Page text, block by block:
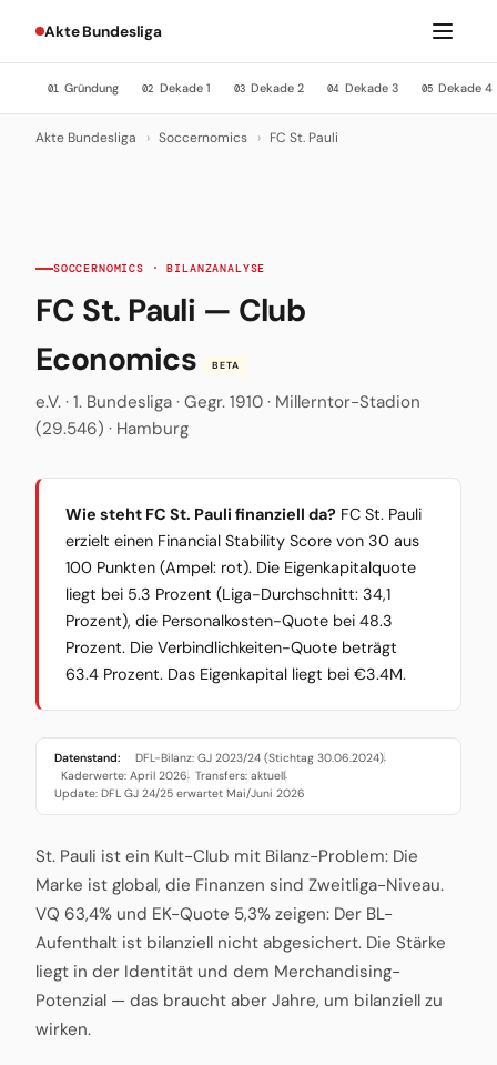
Akte Bundesliga
01 Gründung 02 Dekade 1 03 Dekade 2 04 Dekade 3 05 Dekade 4
Akte Bundesliga › Soccernomics › FC St. Pauli
SOCCERNOMICS · BILANZANALYSE
FC St. Pauli — Club
Economics
BETA
e.V. · 1. Bundesliga · Gegr. 1910 · Millerntor-Stadion
(29.546) · Hamburg
Wie steht FC St. Pauli finanziell da? FC St. Pauli
erzielt einen Financial Stability Score von 30 aus
100 Punkten (Ampel: rot). Die Eigenkapitalquote
liegt bei 5.3 Prozent (Liga-Durchschnitt: 34,1
Prozent), die Personalkosten-Quote bei 48.3
Prozent. Die Verbindlichkeiten-Quote beträgt
63.4 Prozent. Das Eigenkapital liegt bei €3.4M.
Datenstand: DFL-Bilanz: GJ 2023/24 (Stichtag 30.06.2024)·
Kaderwerte: April 2026· Transfers: aktuell·
Update: DFL GJ 24/25 erwartet Mai/Juni 2026
St. Pauli ist ein Kult-Club mit Bilanz-Problem: Die
Marke ist global, die Finanzen sind Zweitliga-Niveau.
VQ 63,4% und EK-Quote 5,3% zeigen: Der BL-
Aufenthalt ist bilanziell nicht abgesichert. Die Stärke
liegt in der Identität und dem Merchandising-
Potenzial — das braucht aber Jahre, um bilanziell zu
wirken.